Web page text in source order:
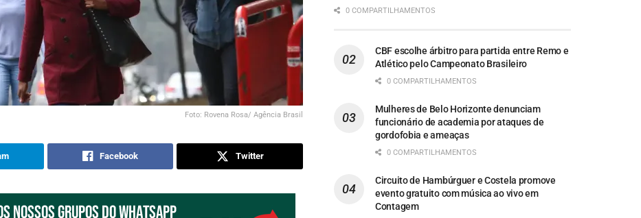
Foto: Rovena Rosa/ Agência Brasil
Facebook Twitter
0 COMPARTILHAMENTOS
CBF escolhe árbitro para partida entre Remo e
Atlético pelo Campeonato Brasileiro
0 COMPARTILHAMENTOS
Mulheres de Belo Horizonte denunciam
funcionário de academia por ataques de
gordofobia e ameaças
0 COMPARTILHAMENTOS
Circuito de Hambúrguer e Costela promove
evento gratuito com música ao vivo em
Contagem